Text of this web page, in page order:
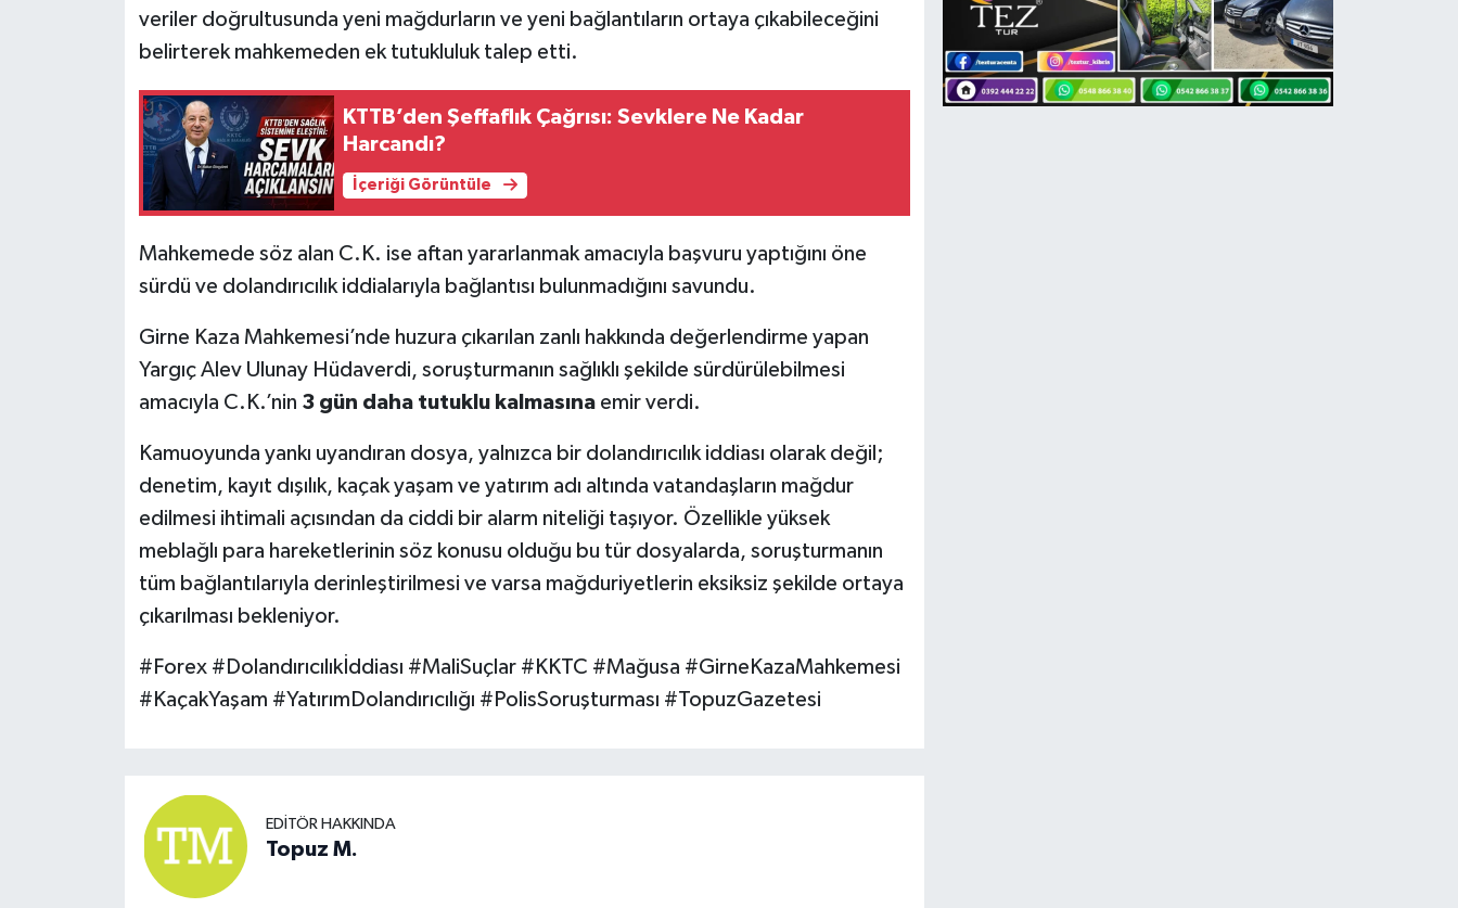
veriler doğrultusunda yeni mağdurların ve yeni bağlantıların ortaya çıkabileceğini
belirterek mahkemeden ek tutukluluk talep etti.
KTTB’den Şeffaflık Çağrısı: Sevklere Ne Kadar
Harcandı?
İçeriği Görüntüle
Mahkemede söz alan C.K. ise aftan yararlanmak amacıyla başvuru yaptığını öne
sürdü ve dolandırıcılık iddialarıyla bağlantısı bulunmadığını savundu.
Girne Kaza Mahkemesi’nde huzura çıkarılan zanlı hakkında değerlendirme yapan
Yargıç Alev Ulunay Hüdaverdi, soruşturmanın sağlıklı şekilde sürdürülebilmesi
amacıyla C.K.’nin 3 gün daha tutuklu kalmasınaemir verdi.
Kamuoyunda yankı uyandıran dosya, yalnızca bir dolandırıcılık iddiası olarak değil;
denetim, kayıt dışılık, kaçak yaşam ve yatırım adı altında vatandaşların mağdur
edilmesi ihtimali açısından da ciddi bir alarm niteliği taşıyor. Özellikle yüksek
meblağlı para hareketlerinin söz konusu olduğu bu tür dosyalarda, soruşturmanın
tüm bağlantılarıyla derinleştirilmesi ve varsa mağduriyetlerin eksiksiz şekilde ortaya
çıkarılması bekleniyor.
#Forex #Dolandırıcılıkİddiası #MaliSuçlar #KKTC #Mağusa #GirneKazaMahkemesi
#KaçakYaşam #YatırımDolandırıcılığı #PolisSoruşturması #TopuzGazetesi
EDITÖR HAKKINDA
Topuz M.